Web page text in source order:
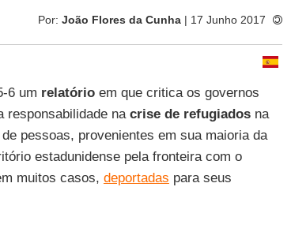
Por: João Flores da Cunha| 17 Junho 2017
6 um relatórioem que critica os governos
responsabilidade na crise de refugiadosna
pessoas, provenientes em sua maioria da
estadunidense pela fronteira com o
muitos casos, deportadas para seus